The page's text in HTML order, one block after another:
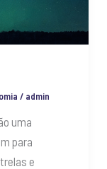
/ admin
uma
para
e